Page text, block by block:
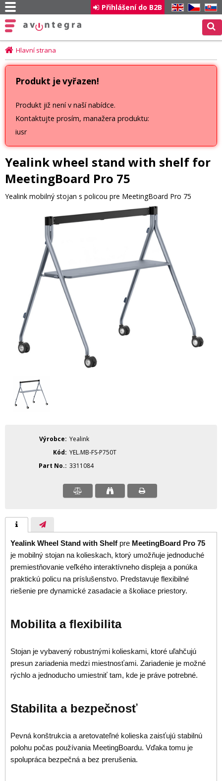
EN CZ SK
Přihlášení do B2B
Hlavní strana
Produkt je vyřazen!
Produkt již není v naší nabídce.
Kontaktujte prosím, manažera produktu:
iusr
Yealink wheel stand with shelf for
MeetingBoard Pro 75
Yealink mobilný stojan s policou pre MeetingBoard Pro 75
Výrobce Yealink
Kód YEL.MB-FS-P750T
Part No. 3311084
Yealink Wheel Stand with Shelf pre MeetingBoard Pro 75
je mobilný stojan na kolieskach, ktorý umožňuje jednoduché
premiestňovanie veľkého interaktívneho displeja a ponúka
praktickú policu na príslušenstvo. Predstavuje flexibilné
riešenie pre dynamické zasadacie a školiace priestory.
Mobilita a flexibilita
Stojan je vybavený robustnými kolieskami, ktoré uľahčujú
presun zariadenia medzi miestnosťami. Zariadenie je možné
rýchlo a jednoducho umiestniť tam, kde je práve potrebné.
Stabilita a bezpečnosť
Pevná konštrukcia a aretovateľné kolieska zaisťujú stabilnú
polohu počas používania MeetingBoardu. Vďaka tomu je
spolupráca bezpečná a bez prerušenia.